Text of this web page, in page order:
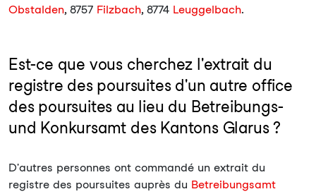
Obstalden, 8757 Filzbach, 8774 Leuggelbach.
Est-ce que vous cherchez l'extrait du
registre des poursuites d'un autre office
des poursuites au lieu du Betreibungs-
und Konkursamt des Kantons Glarus ?
D'autres personnes ont commandé un extrait du
registre des poursuites auprès du Betreibungsamt